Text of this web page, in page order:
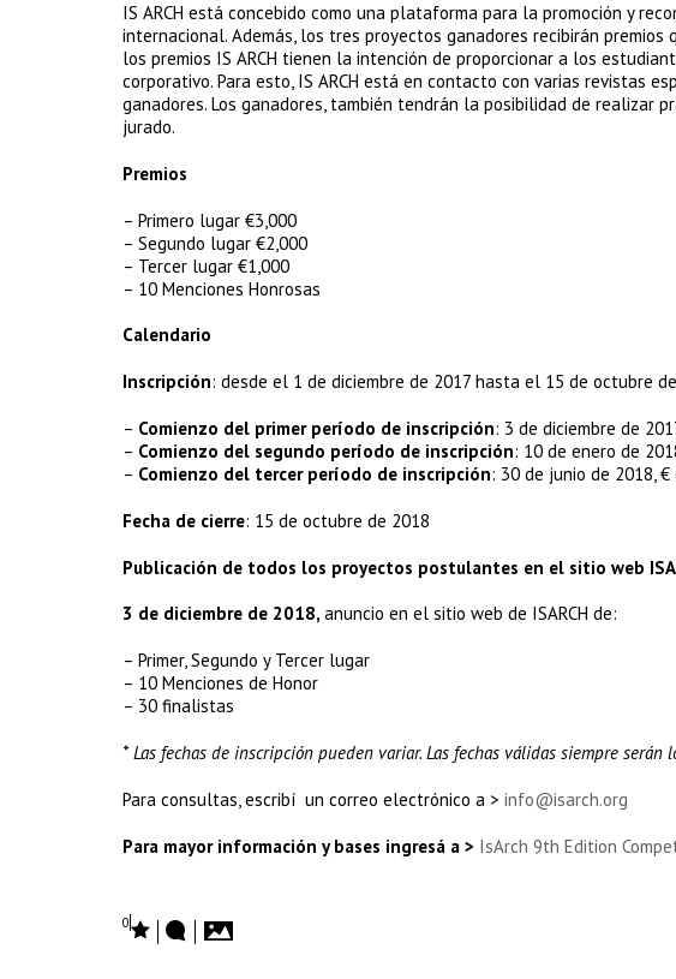
IS ARCH está concebido como una plataforma para la promoción y
internacional. Además, los tres proyectos ganadores recibirán
los premios IS ARCH tienen la intención de proporcionar a los
corporativo. Para esto, IS ARCH está en contacto con varias revistas
ganadores. Los ganadores, también tendrán la posibilidad de realizar
jurado.
Premios
– Primero lugar €3,000
– Segundo lugar €2,000
– Tercer lugar €1,000
– 10 Menciones Honrosas
Calendario
Inscripción: desde el 1 de diciembre de 2017 hasta el 15 de octubre
– Comienzo del primer período de inscripción: 3 de diciembre de
– Comienzo del segundo período de inscripción: 10 de enero de
– Comienzo del tercer período de inscripción: 30 de junio de 2018, €
Fecha de cierre: 15 de octubre de 2018
Publicación de todos los proyectos postulantes en el sitio web
3 de diciembre de 2018, anuncio en el sitio web de ISARCH de:
– Primer, Segundo y Tercer lugar
– 10 Menciones de Honor
– 30 finalistas
* Las fechas de inscripción pueden variar. Las fechas válidas siempre
Para consultas, escribí un correo electrónico a > info@isarch.org
Para mayor información y bases ingresá a > IsArch 9th Edition
0